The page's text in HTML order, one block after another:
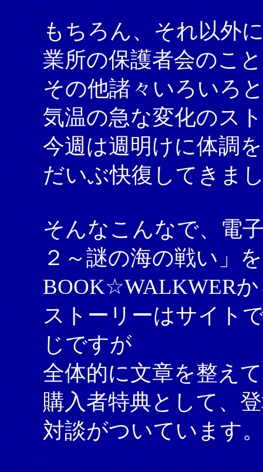
もちろん、それ以外
業所の保護者会のこと
その他諸々いろいろ
気温の急な変化のス
今週は週明けに体調
だいぶ快復してきま
そんなこんなで、電
２～謎の海の戦い」を
BOOK☆WALKWER
ストーリーはサイト
じですが
全体的に文章を整え
購入者特典として、
対談がついています